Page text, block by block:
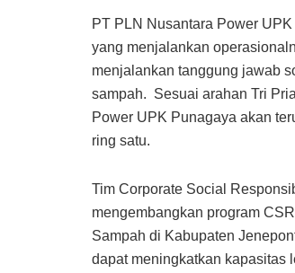
PT PLN Nusantara Power
yang menjalankan
menjalankan tanggung jawab
sampah. Sesuai arahan Tri
Power UPK Punagaya akan
ring satu.
Tim Corporate Social
mengembangkan program
Sampah di Kabupaten
dapat meningkatkan kapasitas